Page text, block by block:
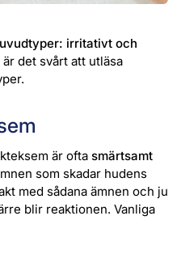
irritativt och
är det svårt att utläsa
är ofta smärtsamt
som skadar hudens
med sådana ämnen och ju
blir reaktionen. Vanliga